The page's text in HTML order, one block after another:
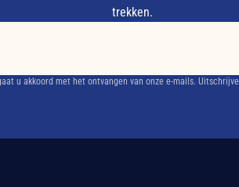
trekken.
u akkoord met het ontvangen van onze e-mails.